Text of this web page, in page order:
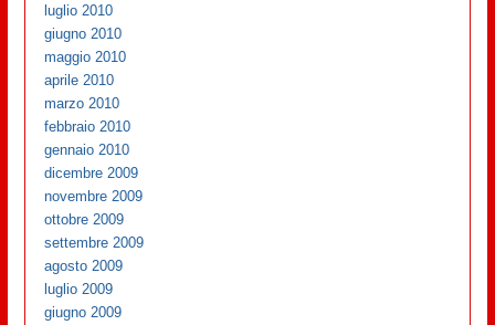
luglio 2010
giugno 2010
maggio 2010
aprile 2010
marzo 2010
febbraio 2010
gennaio 2010
dicembre 2009
novembre 2009
ottobre 2009
settembre 2009
agosto 2009
luglio 2009
giugno 2009